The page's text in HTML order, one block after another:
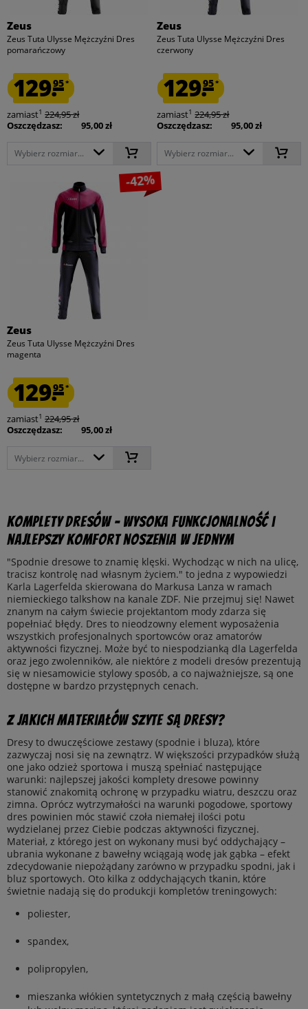
Zeus
Zeus Tuta Ulysse Mężczyźni Dres
pomarańczowy
129.95*
zamiast1 224,95 zł
Oszczędzasz:
95,00 zł
Wybierz rozmiar...
Zeus
Zeus Tuta Ulysse Mężczyźni Dres
czerwony
129.95*
zamiast1 224,95 zł
Oszczędzasz:
95,00 zł
Wybierz rozmiar...
-42%
Zeus
Zeus Tuta Ulysse Mężczyźni Dres
magenta
129.95*
zamiast1 224,95 zł
Oszczędzasz:
95,00 zł
Wybierz rozmiar...
Komplety dresów – wysoka funkcjonalność i
najlepszy komfort noszenia w jednym
"Spodnie dresowe to znamię klęski. Wychodząc w nich na ulicę,
tracisz kontrolę nad własnym życiem." to jedna z wypowiedzi
Karla Lagerfelda skierowana do Markusa Lanza w ramach
niemieckiego talkshow na kanale ZDF. Nie przejmuj się! Nawet
znanym na całym świecie projektantom mody zdarza się
popełniać błędy. Dres to nieodzowny element wyposażenia
wszystkich profesjonalnych sportowców oraz amatorów
aktywności fizycznej. Może być to niespodzianką dla Lagerfelda
oraz jego zwolenników, ale niektóre z modeli dresów prezentują
się w niesamowicie stylowy sposób, a co najważniejsze, są one
dostępne w bardzo przystępnych cenach.
Z jakich materiałów szyte są dresy?
Dresy to dwuczęściowe zestawy (spodnie i bluza), które
zazwyczaj nosi się na zewnątrz. W większości przypadków służą
one jako odzież sportowa i muszą spełniać następujące
warunki: najlepszej jakości komplety dresowe powinny
stanowić znakomitą ochronę w przypadku wiatru, deszczu oraz
zimna. Oprócz wytrzymałości na warunki pogodowe, sportowy
dres powinien móc stawić czoła niemałej ilości potu
wydzielanej przez Ciebie podczas aktywności fizycznej.
Materiał, z którego jest on wykonany musi być oddychający –
ubrania wykonane z bawełny wciągają wodę jak gąbka – efekt
zdecydowanie niepożądany zarówno w przypadku spodni, jak i
bluz sportowych. Oto kilka z oddychających tkanin, które
świetnie nadają się do produkcji kompletów treningowych:
poliester,
spandex,
polipropylen,
mieszanka włókien syntetycznych z małą częścią bawełny